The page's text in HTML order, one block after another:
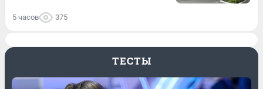
5 часов 375
ТЕСТЫ